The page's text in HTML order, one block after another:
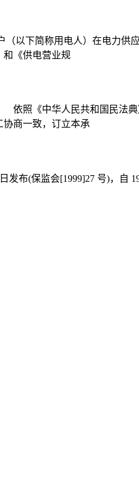
以下简称用电人）在电力
和《供电营业规
照《中华人民共和国民法典
商一致，订立本承
布(保监会[1999]27 号)，自